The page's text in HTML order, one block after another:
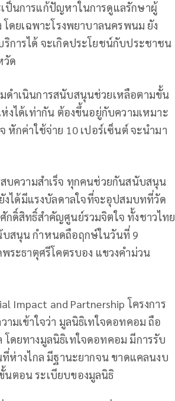
ป็นการแก้ปัญหาในการดูแลรักษาผู้
ดยเฉพาะโรงพยาบาลนครพนม ยัง
การได้ จะเกิดประโยชน์กับประชาชน
วัด
มดำเนินการสนับสนุนช่วยเหลือตามขั้น
งได้เท่ากัน ต้องขึ้นอยู่กับความเหมาะ
หักค่าใช้จ่าย 10 เปอร์เซ็นต์ จะนำมา
บความสำเร็จ ทุกคนช่วยกันสนับสนุน
ด้มีแรงบัลดาลใจที่จะอุปสมบทที่วัด
ดิ์สิทธิ์สำคัญศูนย์รวมจิตใจ ทั้งชาวไทย
บสนุน กำหนดถือฤกษ์ในวันที่ 9
ระธาตุศรีโคตรบอง แขวงคำม่วน
Impact and Partnership โครงการ
มเข้าใจว่า มูลนิธิเทใจดอทคอม ถือ
ดยทางมูลนิธิเทใจดอทคอม มีการรับ
ห่างไกล มีฐานะยากจน ขาดแคลนงบ
ตอน ระเบียบของมูลนิธิ